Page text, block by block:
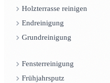
Holzterrasse reinigen
Endreinigung
Grundreinigung
Fensterreinigung
Frühjahrsputz